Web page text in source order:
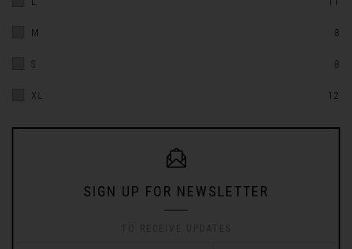
M 8
S 8
XL 12
SIGN UP FOR NEWSLETTER